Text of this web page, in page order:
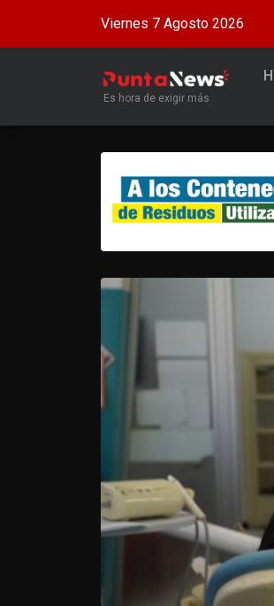
Viernes 7 Agosto 2026
Es hora de exigir más